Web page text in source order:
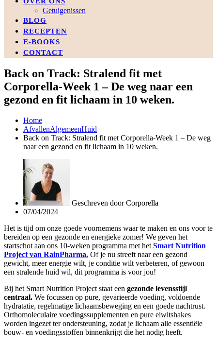
Getuigenissen
BLOG
RECEPTEN
E-BOOKS
CONTACT
Back on Track: Stralend fit met
Corporella-Week 1 – De weg naar een
gezond en fit lichaam in 10 weken.
Home
AfvallenAlgemeenHuid
Back on Track: Stralend fit met Corporella-Week 1 – De weg
naar een gezond en fit lichaam in 10 weken.
Geschreven doorCorporella
07/04/2024
Het is tijd om onze goede voornemens waar te maken en ons voor te
bereiden op een gezonde en energieke zomer! We geven het
startschot aan ons 10-weken programma met het Smart Nutrition
Project van RainPharma. Of je nu streeft naar een gezond
gewicht, meer energie wilt, je conditie wilt verbeteren, of gewoon
een stralende huid wil, dit programma is voor jou!
Bij het Smart Nutrition Project staat een gezonde levensstijl
centraal. We focussen op pure, gevarieerde voeding, voldoende
hydratatie, regelmatige lichaamsbeweging en een goede nachtrust.
Orthomoleculaire voedingssupplementen en pure eiwitshakes
worden ingezet ter ondersteuning, zodat je lichaam alle essentiële
bouw- en voedingsstoffen binnenkrijgt die het nodig heeft.